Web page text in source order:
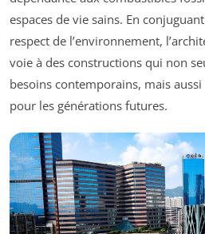
espaces de vie sains. En
respect de l’environnement,
voie à des constructions qui non
besoins contemporains, mais
pour les générations futures.